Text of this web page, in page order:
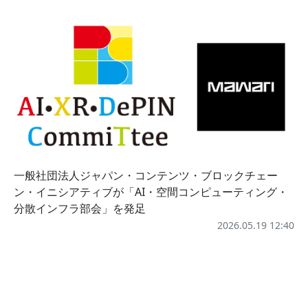
一般社団法人ジャパン・コンテンツ・ブロックチェー
ン・イニシアティブが「AI・空間コンピューティング・
分散インフラ部会」を発足
2026.05.19 12:40